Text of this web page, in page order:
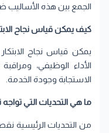
الجمع بين هذه الأساليب
كيف يمكن قياس نجاح
يمكن قياس نجاح
الأداء الوظيفي،
الاستجابة وجودة الخدمة.
ما هي التحديات التي
من التحديات الرئيسية